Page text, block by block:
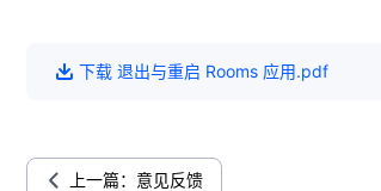
下载 退出与重启 Rooms 应用.pdf
上一篇：意见反馈